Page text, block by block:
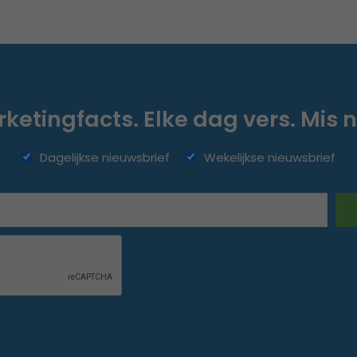
Elke dag vers. Mis
Dagelijkse nieuwsbrief Wekelijkse nieuwsbrief